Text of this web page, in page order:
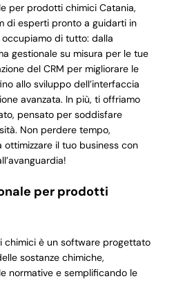
per prodotti chimici Catania,
di esperti pronto a guidarti in
di tutto: dalla
gestionale su misura per le tue
del CRM per migliorare le
allo sviluppo dell’interfaccia
avanzata. In più, ti offriamo
pensato per soddisfare
Non perdere tempo,
il tuo business con
per prodotti
chimici è un software progettato
sostanze chimiche,
normative e semplificando le